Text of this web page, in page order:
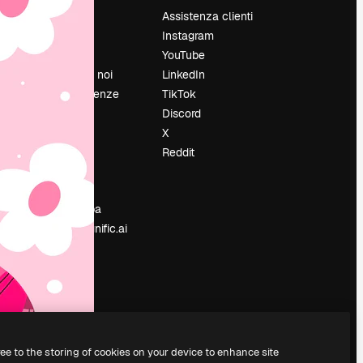
Prezzi
Chi siamo
Recensioni
Lavora con noi
Cerca tendenze
Slidesgo
Vendi i tuoi
contenuti
Sala stampa
Cerchi magnific.ai
Assistenza clienti
Instagram
YouTube
LinkedIn
TikTok
Discord
X
Reddit
to the storing of cookies on your device to enhance site